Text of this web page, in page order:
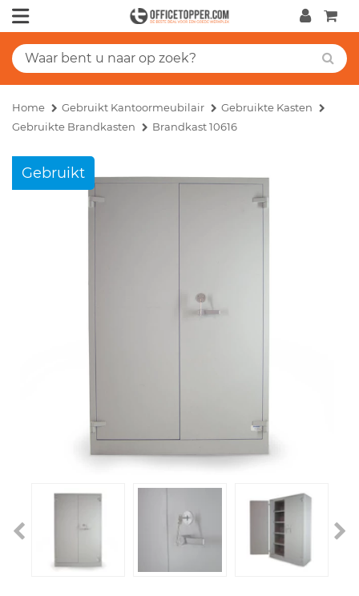
Home Gebruikt Kantoormeubilair
Gebruikte Kasten
Gebruikte Brandkasten
Brandkast 10616
Gebruikt